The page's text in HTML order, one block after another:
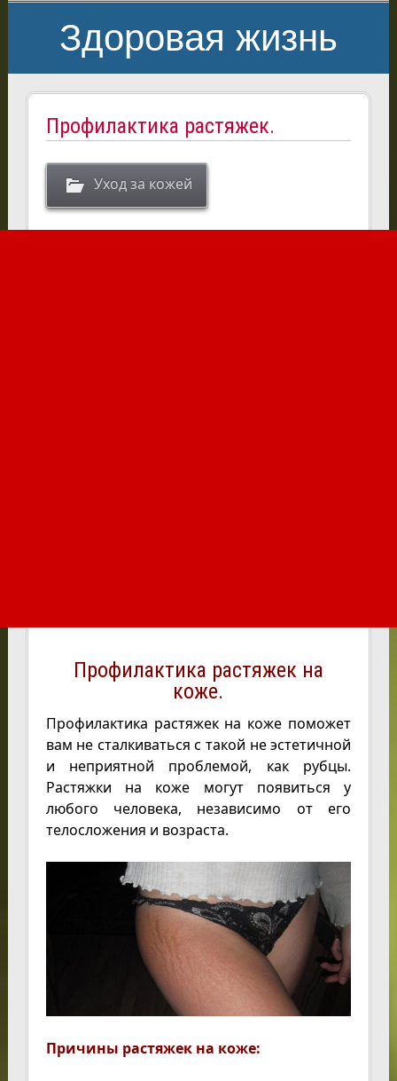
Здоровая жизнь
Профилактика растяжек.
Уход за кожей
Профилактика растяжек на
коже.
Профилактика растяжек на коже поможет
вам не сталкиваться с такой не эстетичной
и неприятной проблемой, как рубцы.
Растяжки на коже могут появиться у
любого человека, независимо от его
телосложения и возраста.
Причины растяжек на коже: